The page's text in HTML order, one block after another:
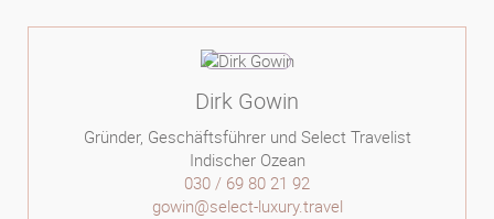
Dirk Gowin
Gründer, Geschäftsführer und Select Travelist
Indischer Ozean
030 / 69 80 21 92
gowin@select-luxury.travel